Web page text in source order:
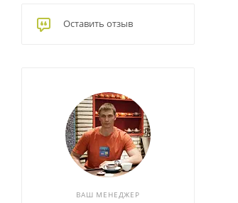
Оставить отзыв
ВАШ МЕНЕДЖЕР